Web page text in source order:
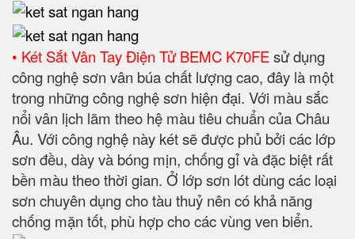
• Két Sắt Vân Tay Điện Tử BEMC K70FEsử dụng
công nghệ sơn vân búa chất lượng cao, đây là một
trong những công nghệ sơn hiện đại. Với màu sắc
nổi vân lịch lãm theo hệ màu tiêu chuẩn của Châu
Âu. Với công nghệ này két sẽ được phủ bởi các lớp
sơn đều, dày và bóng mịn, chống gỉ và đặc biệt rất
bền màu theo thời gian. Ở lớp sơn lót dùng các loại
sơn chuyên dụng cho tàu thuỷ nên có khả năng
chống mặn tốt, phù hợp cho các vùng ven biển.